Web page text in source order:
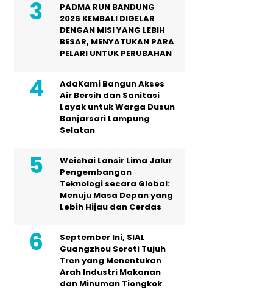
PADMA RUN BANDUNG
2026 KEMBALI DIGELAR
DENGAN MISI YANG LEBIH
BESAR, MENYATUKAN PARA
PELARI UNTUK PERUBAHAN
AdaKami Bangun Akses
Air Bersih dan Sanitasi
Layak untuk Warga Dusun
Banjarsari Lampung
Selatan
Weichai Lansir Lima Jalur
Pengembangan
Teknologi secara Global:
Menuju Masa Depan yang
Lebih Hijau dan Cerdas
September Ini, SIAL
Guangzhou Soroti Tujuh
Tren yang Menentukan
Arah Industri Makanan
dan Minuman Tiongkok